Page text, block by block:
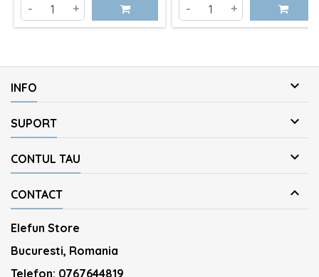
baza
- +
baza
- +
INFO 
SUPORT 
CONTUL TAU 
CONTACT 
Elefun Store
Bucuresti, Romania
Telefon: 0767644819